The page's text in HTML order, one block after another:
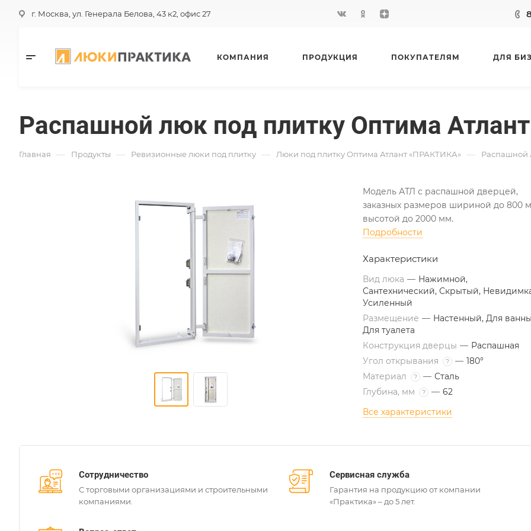
г. Москва, ул. Генерала Белова, 43 к2, офис 27
КОМПАНИЯ ПРОДУКЦИЯ ПОКУПАТЕЛЯМ ДЛЯ
Распашной люк под плитку Оптима
Главная — Продукты — Ревизионные люки под плитку — Люки под плитку Оптима Атлант «ПРАКТИКА» — Распашной
Модель АТЛ с распашной дверцей,
заказных размеров шириной до 800
высотой до 2000 мм.
Подробности
Характеристики
Вид люка — Нажимной,
Сантехнический, Скрытый,
Усиленный
Размещение — Настенный, Для
Для туалета
Конструкция дверцы — Распашная
Угол открывания
? — 180°
Материал
? — Сталь
Глубина, мм
? — 62
Все характеристики
Сотрудничество
С торговыми организациями и строительными
компаниями.
Сервисная служба
Гарантия на продукцию от компании
«Практика» – до 5 лет.